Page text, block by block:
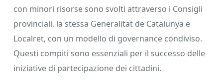
con minori risorse sono svolti attraverso i Consigli
provinciali, la stessa Generalitat de Catalunya e
Localret, con un modello di governance condiviso.
Questi compiti sono essenziali per il successo delle
iniziative di partecipazione dei cittadini.